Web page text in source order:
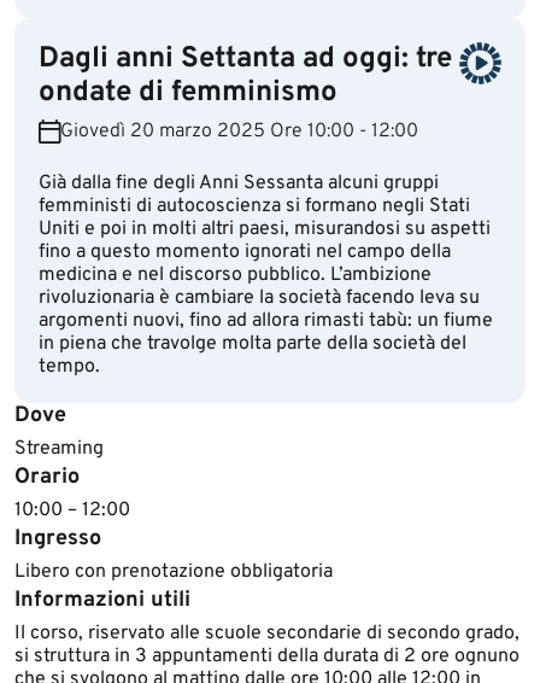
Dagli anni Settanta ad oggi: tre
ondate di femminismo
Giovedì 20 marzo 2025 Ore 10:00 - 12:00
Già dalla fine degli Anni Sessanta alcuni gruppi
femministi di autocoscienza si formano negli Stati
Uniti e poi in molti altri paesi, misurandosi su aspetti
fino a questo momento ignorati nel campo della
medicina e nel discorso pubblico. L’ambizione
rivoluzionaria è cambiare la società facendo leva su
argomenti nuovi, fino ad allora rimasti tabù: un fiume
in piena che travolge molta parte della società del
tempo.
Dove
Streaming
Orario
10:00 – 12:00
Ingresso
Libero con prenotazione obbligatoria
Informazioni utili
​Il corso, riservato alle scuole secondarie di secondo grado,
si struttura in 3 appuntamenti della durata di 2 ore ognuno